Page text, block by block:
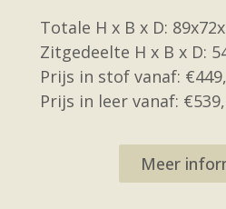
Totale H x B x D:
Zitgedeelte H x B x D:
Prijs in stof vanaf:
Prijs in leer vanaf:
Meer